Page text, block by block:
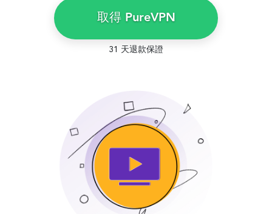
取得 PureVPN
31 天退款保證